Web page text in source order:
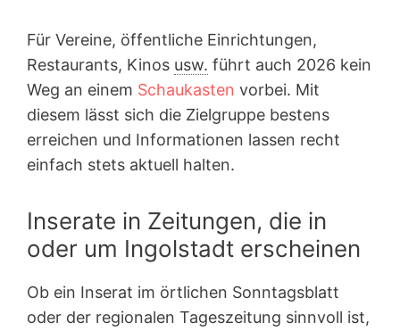
Für Vereine, öffentliche Einrichtungen,
Restaurants, Kinos usw. führt auch 2026 kein
Weg an einem Schaukasten vorbei. Mit
diesem lässt sich die Zielgruppe bestens
erreichen und Informationen lassen recht
einfach stets aktuell halten.
Inserate in Zeitungen, die in
oder um Ingolstadt erscheinen
Ob ein Inserat im örtlichen Sonntagsblatt
oder der regionalen Tageszeitung sinnvoll ist,